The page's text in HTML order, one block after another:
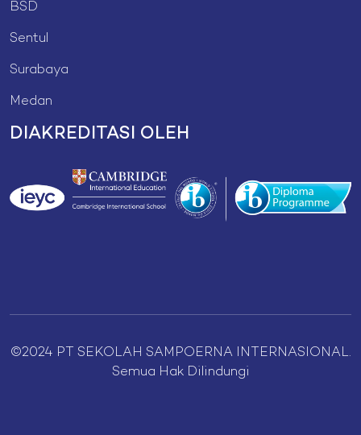
BSD
Sentul
Surabaya
Medan
DIAKREDITASI OLEH
©2024 PT SEKOLAH SAMPOERNA INTERNASIONAL.
Semua Hak Dilindungi